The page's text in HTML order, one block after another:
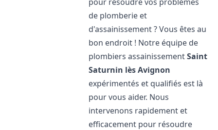
de plomberie et
d'assainissement ? Vous êtes au
bon endroit ! Notre équipe de
plombiers assainissementSaint
Saturnin lès Avignon
expérimentés et qualifiés est là
pour vous aider. Nous
intervenons rapidement et
efficacement pour résoudre